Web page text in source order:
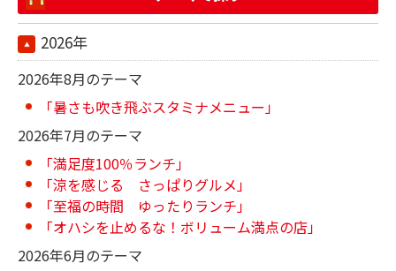
2026年
2026年8月のテーマ
「暑さも吹き飛ぶスタミナメニュー」
2026年7月のテーマ
「満足度100％ランチ」
「涼を感じる さっぱりグルメ」
「至福の時間 ゆったりランチ」
「オハシを止めるな！ボリューム満点の店」
2026年6月のテーマ